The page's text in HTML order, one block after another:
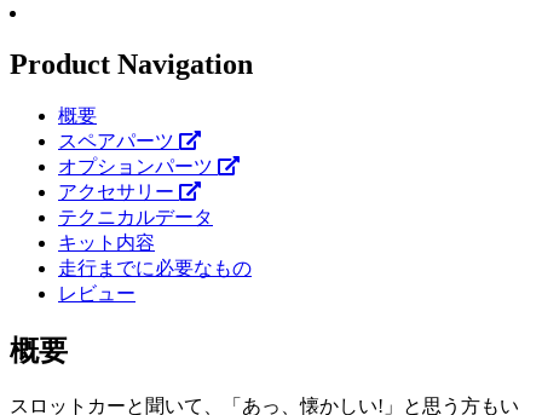
Product Navigation
概要
スペアパーツ
オプションパーツ
アクセサリー
テクニカルデータ
キット内容
走行までに必要なもの
レビュー
概要
スロットカーと聞いて、「あっ、懐かしい!」と思う方もい